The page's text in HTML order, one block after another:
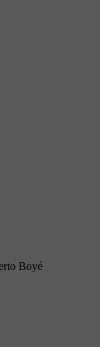
Boyé